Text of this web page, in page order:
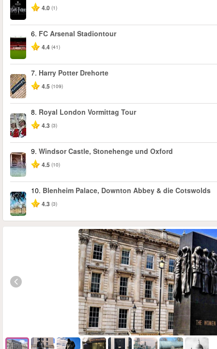
4.0 (1)
6. FC Arsenal Stadiontour
4.4 (41)
7. Harry Potter Drehorte
4.5 (109)
8. Royal London Vormittag Tour
4.3 (3)
9. Windsor Castle, Stonehenge und Oxford
4.5 (10)
10. Blenheim Palace, Downton Abbey & die Cotswolds
4.3 (3)